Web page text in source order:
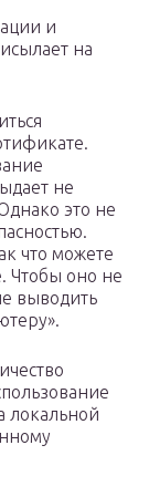
и
на
не
это не
что можете
Чтобы оно не
выводить
локальной